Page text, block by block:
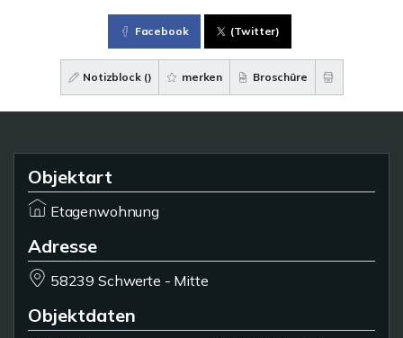
Facebook (Twitter)
Notizblock () merken Broschüre
Objektart
Etagenwohnung
Adresse
58239 Schwerte - Mitte
Objektdaten